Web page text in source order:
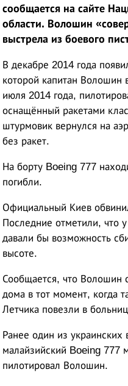
сообщается на сайте
области. Волошин
выстрела из боевого
В декабре 2014 года
которой капитан Волошин
июля 2014 года,
оснащённый ракетами
штурмовик вернулся на
без ракет.
На борту Boeing 777
погибли.
Официальный Киев
Последние отметили, что
давали бы возможность
высоте.
Сообщается, что Волошин
дома в тот момент, когда
Летчика повезли в
Ранее один из
малайзийский Boeing 777
пилотировал Волошин.